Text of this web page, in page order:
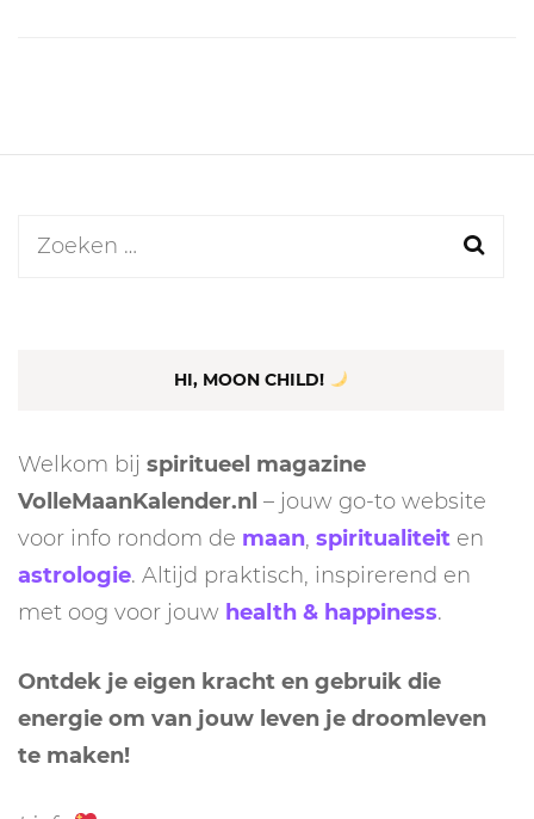
Zoeken
HI, MOON CHILD!
Welkom bij spiritueel magazine
VolleMaanKalender.nl – jouw go-to website
voor info rondom de maan, spiritualiteit en
astrologie. Altijd praktisch, inspirerend en
met oog voor jouw health & happiness.
Ontdek je eigen kracht en gebruik die
energie om van jouw leven je droomleven
te maken!